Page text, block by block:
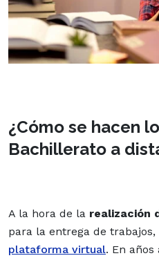
¿Cómo se hacen
Bachillerato a
A la hora de la realización
para la entrega de
plataforma virtual. En